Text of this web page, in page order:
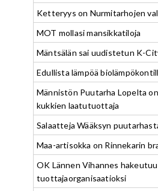
Ketteryys on Nurmitarhojen
MOT mollasi mansikkatiloja
Mäntsälän sai uudistetun K-
Edullista lämpöä
Männistön Puutarha Lopelta
kukkien laatutuottaja
Salaatteja Wääksyn
Maa-artisokka on Rinnekarin
OK Lännen Vihannes hakeutuu
tuottajaorganisaatioksi